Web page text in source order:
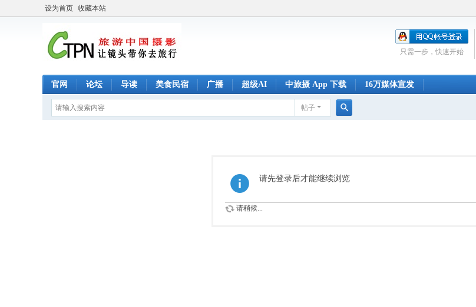
设为首页 收藏本站
只需一步，快速开始
官网 论坛 导读 美食民宿 广播 超级AI 中旅摄 App 下载 16万媒体宣发
帖子
请先登录后才能继续浏览
请稍候...